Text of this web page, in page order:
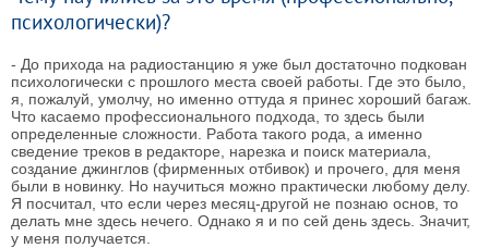
психологически)?
- До прихода на радиостанцию я уже был достаточно подкован
психологически с прошлого места своей работы. Где это было,
я, пожалуй, умолчу, но именно оттуда я принес хороший багаж.
Что касаемо профессионального подхода, то здесь были
определенные сложности. Работа такого рода, а именно
сведение треков в редакторе, нарезка и поиск материала,
создание джинглов (фирменных отбивок) и прочего, для меня
были в новинку. Но научиться можно практически любому делу.
Я посчитал, что если через месяц-другой не познаю основ, то
делать мне здесь нечего. Однако я и по сей день здесь. Значит,
у меня получается.